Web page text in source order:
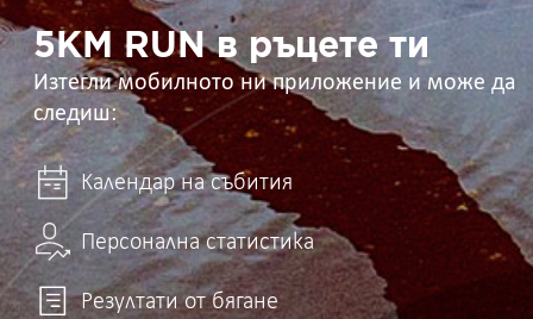
ръцете
ти 5KM RUN в ръцете ти
Изтегли мобилното ни приложение и може да
следиш:
Календар на събития
Персонална статистика
Резултати от бягане